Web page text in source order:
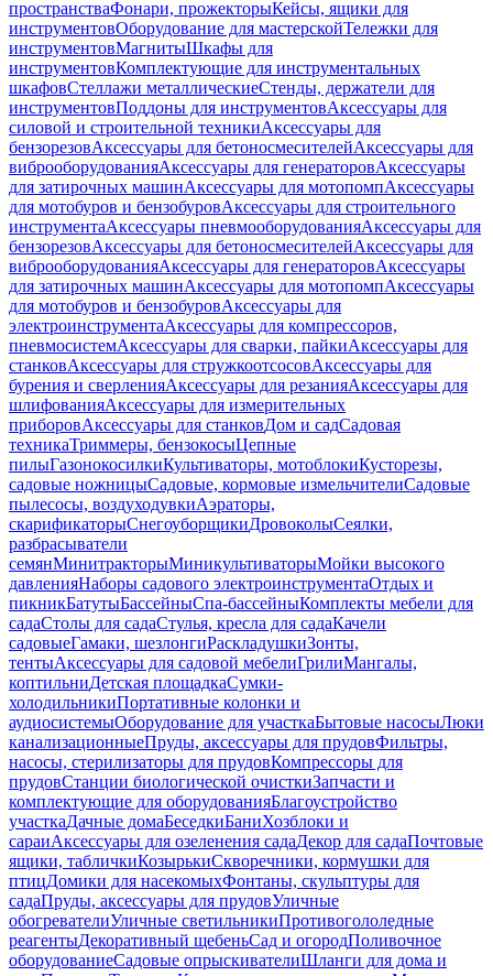
пространстваФонари, прожекторыКейсы, ящики для
инструментовОборудование для мастерскойТележки для
инструментовМагнитыШкафы для
инструментовКомплектующие для инструментальных
шкафовСтеллажи металлическиеСтенды, держатели для
инструментовПоддоны для инструментовАксессуары для
силовой и строительной техникиАксессуары для
бензорезовАксессуары для бетоносмесителейАксессуары для
виброоборудованияАксессуары для генераторовАксессуары
для затирочных машинАксессуары для мотопомпАксессуары
для мотобуров и бензобуровАксессуары для строительного
инструментаАксессуары пневмооборудованияАксессуары для
бензорезовАксессуары для бетоносмесителейАксессуары для
виброоборудованияАксессуары для генераторовАксессуары
для затирочных машинАксессуары для мотопомпАксессуары
для мотобуров и бензобуровАксессуары для
электроинструментаАксессуары для компрессоров,
пневмосистемАксессуары для сварки, пайкиАксессуары для
станковАксессуары для стружкоотсосовАксессуары для
бурения и сверленияАксессуары для резанияАксессуары для
шлифованияАксессуары для измерительных
приборовАксессуары для станковДом и садСадовая
техникаТриммеры, бензокосыЦепные
пилыГазонокосилкиКультиваторы, мотоблокиКусторезы,
садовые ножницыСадовые, кормовые измельчителиСадовые
пылесосы, воздуходувкиАэраторы,
скарификаторыСнегоуборщикиДровоколыСеялки,
разбрасыватели
семянМинитракторыМиникультиваторыМойки высокого
давленияНаборы садового электроинструментаОтдых и
пикникБатутыБассейныСпа-бассейныКомплекты мебели для
садаСтолы для садаСтулья, кресла для садаКачели
садовыеГамаки, шезлонгиРаскладушкиЗонты,
тентыАксессуары для садовой мебелиГрилиМангалы,
коптильниДетская площадкаСумки-
холодильникиПортативные колонки и
аудиосистемыОборудование для участкаБытовые насосыЛюки
канализационныеПруды, аксессуары для прудовФильтры,
насосы, стерилизаторы для прудовКомпрессоры для
прудовСтанции биологической очисткиЗапчасти и
комплектующие для оборудованияБлагоустройство
участкаДачные домаБеседкиБаниХозблоки и
сараиАксессуары для озеленения садаДекор для садаПочтовые
ящики, табличкиКозырькиСкворечники, кормушки для
птицДомики для насекомыхФонтаны, скульптуры для
садаПруды, аксессуары для прудовУличные
обогревателиУличные светильникиПротивогололедные
реагентыДекоративный щебеньСад и огородПоливочное
оборудованиеСадовые опрыскивателиШланги для дома и